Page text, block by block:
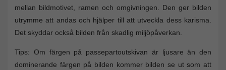
mellan bildmotivet, ramen och omgivningen. Den ger bilden
utrymme att andas och hjälper till att utveckla dess karisma.
Det skyddar också bilden från skadlig miljöpåverkan.
Tips: Om färgen på passepartoutskivan är ljusare än den
dominerande färgen på bilden kommer bilden se ut som att